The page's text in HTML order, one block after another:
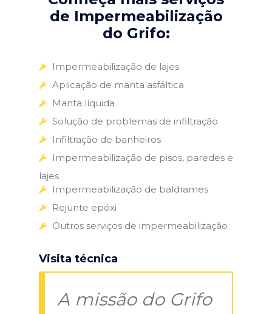
de Impermeabilização
do Grifo:
Impermeabilização de lajes
Aplicação de manta asfáltica
Manta líquida
Solução de problemas de infiltração
Infiltração de banheiros
Impermeabilização de pisos, paredes e
lajes
Impermeabilização de baldrames
Rejunte epóxi
Outros serviços de impermeabilização
Visita técnica
A missão do Grifo